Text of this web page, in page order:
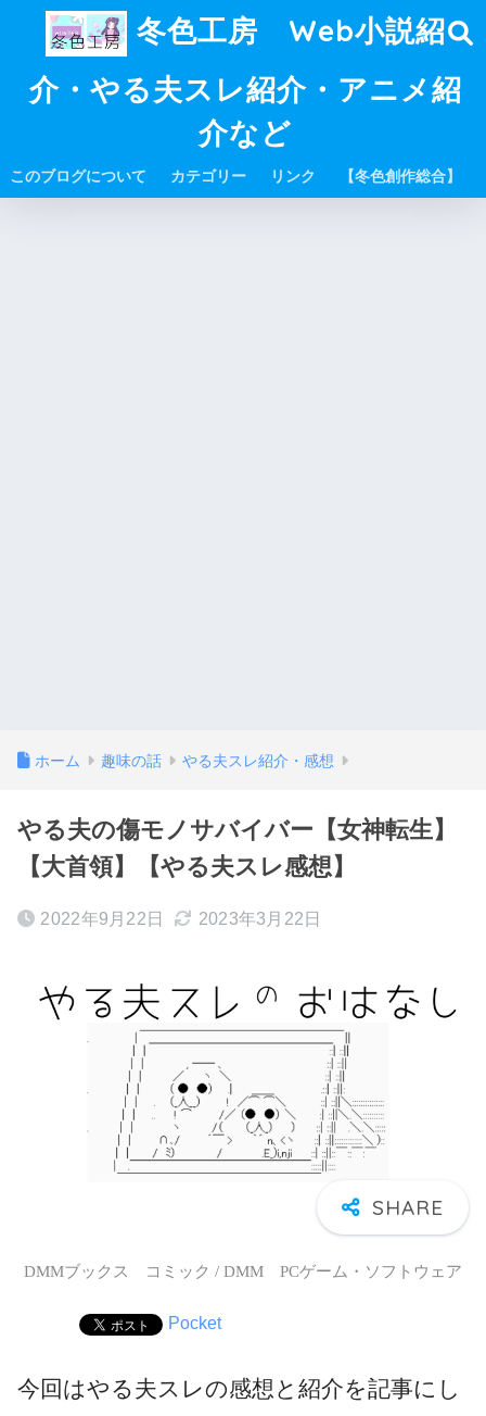
冬色工房 Web小説紹
介・やる夫スレ紹介・アニメ紹
介など
このブログについて カテゴリー リンク 【冬色創作総合】
ホーム 趣味の話 やる夫スレ紹介・感想
やる夫の傷モノサバイバー【女神転生】
【大首領】【やる夫スレ感想】
2022年9月22日 2023年3月22日
DMMブックス コミック / DMM PCゲーム・ソフトウェア
Pocket
今回はやる夫スレの感想と紹介を記事にし